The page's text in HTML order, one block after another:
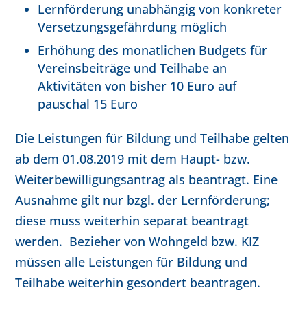
Lernförderung unabhängig von konkreter
Versetzungsgefährdung möglich
Erhöhung des monatlichen Budgets für
Vereinsbeiträge und Teilhabe an
Aktivitäten von bisher 10 Euro auf
pauschal 15 Euro
Die Leistungen für Bildung und Teilhabe gelten
ab dem 01.08.2019 mit dem Haupt- bzw.
Weiterbewilligungsantrag als beantragt. Eine
Ausnahme gilt nur bzgl. der Lernförderung;
diese muss weiterhin separat beantragt
werden. Bezieher von Wohngeld bzw. KIZ
müssen alle Leistungen für Bildung und
Teilhabe weiterhin gesondert beantragen.